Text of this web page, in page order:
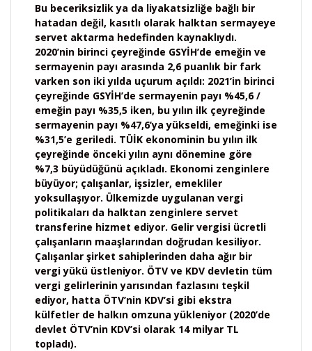
Bu beceriksizlik ya da liyakatsizliğe bağlı bir
hatadan değil, kasıtlı olarak halktan sermayeye
servet aktarma hedefinden kaynaklıydı.
2020’nin birinci çeyreğinde GSYİH’de emeğin ve
sermayenin payı arasında 2,6 puanlık bir fark
varken son iki yılda uçurum açıldı: 2021’in birinci
çeyreğinde GSYİH’de sermayenin payı %45,6 /
emeğin payı %35,5 iken, bu yılın ilk çeyreğinde
sermayenin payı %47,6’ya yükseldi, emeğinki ise
%31,5’e geriledi. TÜİK ekonominin bu yılın ilk
çeyreğinde önceki yılın aynı dönemine göre
%7,3 büyüdüğünü açıkladı. Ekonomi zenginlere
büyüyor; çalışanlar, işsizler, emekliler
yoksullaşıyor. Ülkemizde uygulanan vergi
politikaları da halktan zenginlere servet
transferine hizmet ediyor. Gelir vergisi ücretli
çalışanların maaşlarından doğrudan kesiliyor.
Çalışanlar şirket sahiplerinden daha ağır bir
vergi yükü üstleniyor. ÖTV ve KDV devletin tüm
vergi gelirlerinin yarısından fazlasını teşkil
ediyor, hatta ÖTV’nin KDV’si gibi ekstra
külfetler de halkın omzuna yükleniyor (2020’de
devlet ÖTV’nin KDV’si olarak 14 milyar TL
topladı).